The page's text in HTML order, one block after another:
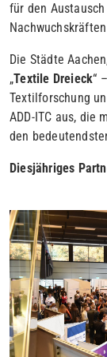
für den
Die Städte
„Textile Dreieck“
Textilforschung
ADD-ITC aus, die
den
Diesjähriges